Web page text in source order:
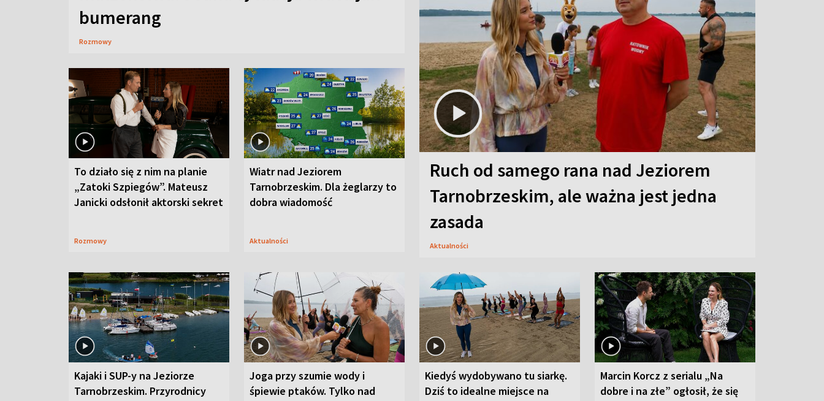
bumerang
Rozmowy
To działo się z nim na planie
„Zatoki Szpiegów”. Mateusz
Janicki odsłonił aktorski sekret
Rozmowy
Wiatr nad Jeziorem
Tarnobrzeskim. Dla żeglarzy to
dobra wiadomość
Aktualności
Ruch od samego rana nad Jeziorem
Tarnobrzeskim, ale ważna jest jedna
zasada
Aktualności
Kajaki i SUP-y na Jeziorze
Tarnobrzeskim. Przyrodnicy
Joga przy szumie wody i
śpiewie ptaków. Tylko nad
Kiedyś wydobywano tu siarkę.
Dziś to idealne miejsce na
Marcin Korcz z serialu „Na
dobre i na złe” ogłosił, że się